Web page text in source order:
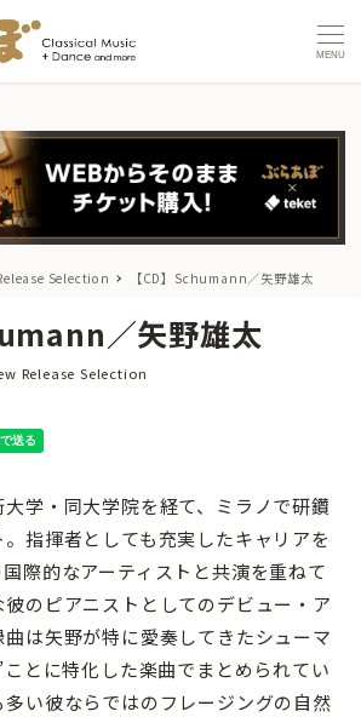
MENU
Selection 【CD】Schumann／矢野雄太
／矢野雄太
リー
Release Selection
学・同大学院を経て、ミラノで研鑽
指揮者としても充実したキャリアを
際的なアーティストと共演を重ねて
のピアニストとしてのデビュー・ア
は矢野が特に愛奏してきたシューマ
とに特化した楽曲でまとめられてい
い彼ならではのフレージングの自然